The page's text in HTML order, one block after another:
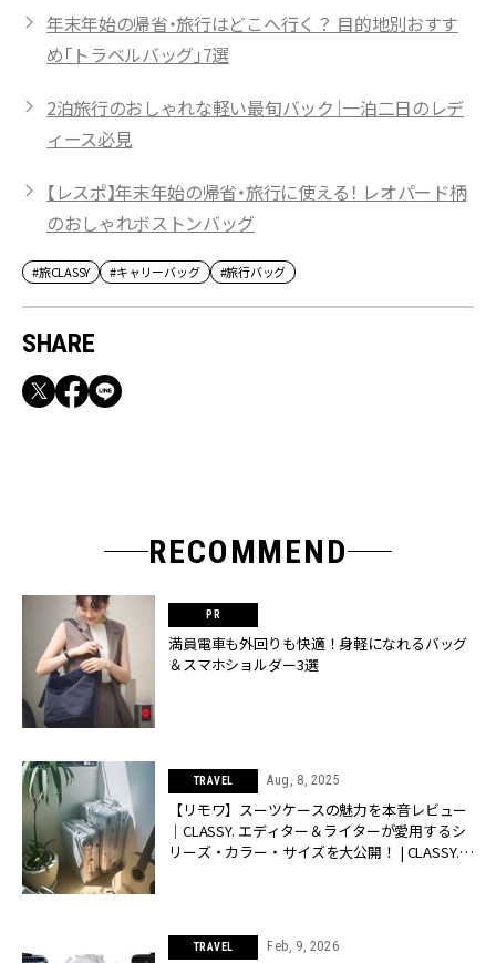
年末年始の帰省・旅行はどこへ行く？ 目的地別おすす
め「トラベルバッグ」7選
2泊旅行のおしゃれな軽い最旬バック｜一泊二日のレデ
ィース必見
【レスポ】年末年始の帰省・旅行に使える！ レオパード柄
のおしゃれボストンバッグ
#旅CLASSY #キャリーバッグ #旅行バッグ
SHARE
RECOMMEND
満員電車も外回りも快適！身軽になれるバッグ
＆スマホショルダー3選
TRAVEL Aug, 8, 2025
【リモワ】スーツケースの魅力を本音レビュー
｜CLASSY. エディター＆ライターが愛用するシ
リーズ・カラー・サイズを大公開！ | CLASSY.
TRAVEL Feb, 9, 2026